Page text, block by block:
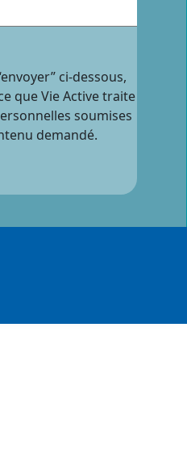
ci-dessous,
que Vie Active traite
soumises
demandé.